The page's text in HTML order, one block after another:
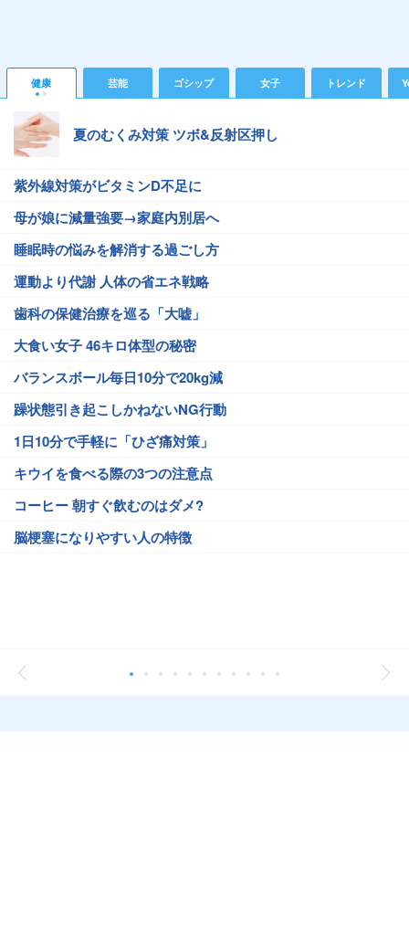
健康 芸能 ゴシップ 女子 トレンド
夏のむくみ対策 ツボ&反射区押し
紫外線対策がビタミンD不足に
母が娘に減量強要→家庭内別居へ
睡眠時の悩みを解消する過ごし方
運動より代謝 人体の省エネ戦略
歯科の保健治療を巡る「大嘘」
大食い女子 46キロ体型の秘密
バランスボール毎日10分で20kg減
躁状態引き起こしかねないNG行動
1日10分で手軽に「ひざ痛対策」
キウイを食べる際の3つの注意点
コーヒー 朝すぐ飲むのはダメ?
脳梗塞になりやすい人の特徴